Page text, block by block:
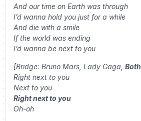
And our time on Earth was through
I’d wanna hold you just for a while
And die with a smile
If the world was ending
I’d wanna be next to you
[Bridge: Bruno Mars, Lady Gaga, Both
Right next to you
Next to you
Right next to you
Oh-oh